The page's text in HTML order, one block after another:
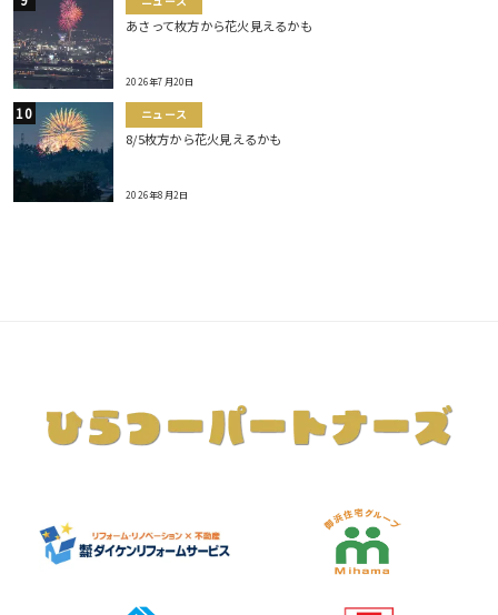
あさって枚方から花火見えるかも
2026年7月20日
ニュース
8/5枚方から花火見えるかも
2026年8月2日